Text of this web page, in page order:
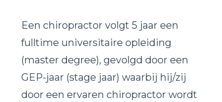
Een chiropractor volgt 5 jaar een
fulltime universitaire opleiding
(master degree), gevolgd door een
GEP-jaar (stage jaar) waarbij hij/zij
door een ervaren chiropractor wordt